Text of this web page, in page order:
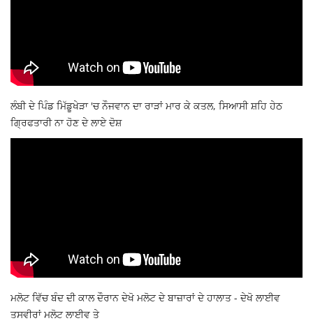
ਲੰਬੀ ਦੇ ਪਿੰਡ ਮਿੱਡੂਖੇੜਾ 'ਚ ਨੌਜਵਾਨ ਦਾ ਰਾੜਾਂ ਮਾਰ ਕੇ ਕਤਲ, ਸਿਆਸੀ ਸ਼ਹਿ ਹੇਠ
ਗ੍ਰਿਫਤਾਰੀ ਨਾ ਹੋਣ ਦੇ ਲਾਏ ਦੋਸ਼
ਮਲੋਟ ਵਿੱਚ ਬੰਦ ਦੀ ਕਾਲ ਦੌਰਾਨ ਦੇਖੋ ਮਲੋਟ ਦੇ ਬਾਜ਼ਾਰਾਂ ਦੇ ਹਾਲਾਤ - ਦੇਖੋ ਲਾਈਵ
ਤਸਵੀਰਾਂ ਮਲੋਟ ਲਾਈਵ ਤੇ